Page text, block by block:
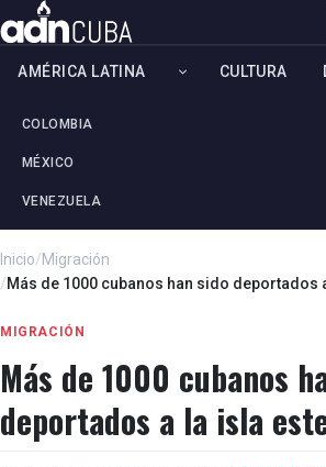
AMÉRICA LATINA
COLOMBIA
MÉXICO
VENEZUELA
CULTURA
Inicio/Migración
/Más de 1000 cubanos han sido deportados
MIGRACIÓN
Más de 1000 cubanos
deportados a la isla